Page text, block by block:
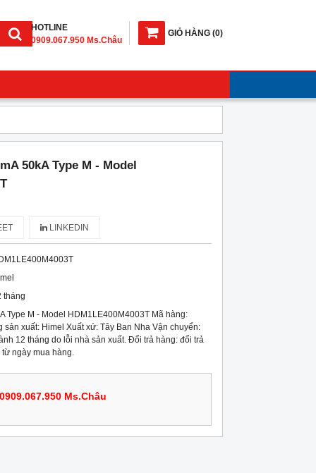
GIỎ HÀNG (0)
HOTLINE
0909.067.950 Ms.Châu
50kA Type M - Model
LINKEDIN
tháng
Type M - Model HDM1LE400M4003T Mã hàng:
sản xuất: Himel Xuất xứ: Tây Ban Nha Vận chuyển:
12 tháng do lỗi nhà sản xuất. Đổi trả hàng: đổi trả
ngày mua hàng.
0909.067.950 Ms.Châu